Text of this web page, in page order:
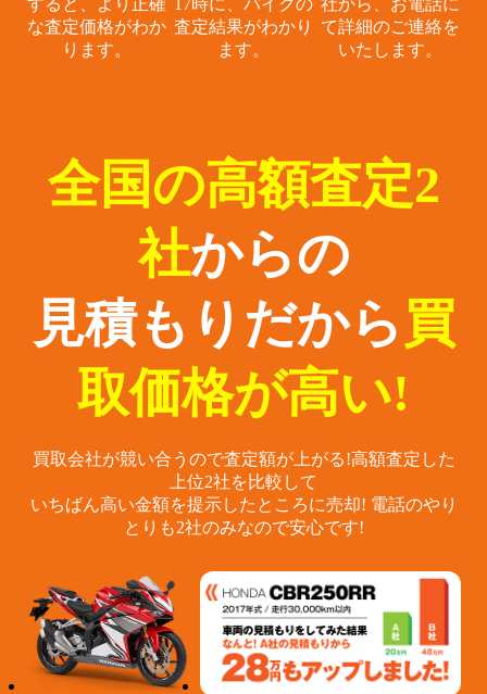
な査定価格がわか
ります。
査定結果がわかり
ます。
て詳細のご連絡を
いたします。
全国の高額査定2
社からの
見積もりだから 買
取価格が高い!
買取会社が競い合うので査定額が上がる!高額査定した
上位2社を比較して
いちばん高い金額を提示したところに売却! 電話のやり
とりも2社のみなので安心です!